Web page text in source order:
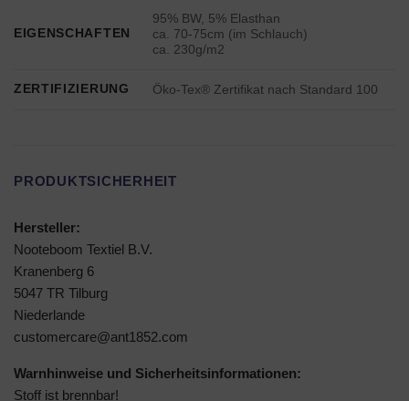
EIGENSCHAFTEN
95% BW, 5% Elasthan
ca. 70-75cm (im Schlauch)
ca. 230g/m2
ZERTIFIZIERUNG Öko-Tex® Zertifikat nach Standard 100
PRODUKTSICHERHEIT
Hersteller:
Nooteboom Textiel B.V.
Kranenberg 6
5047 TR Tilburg
Niederlande
customercare@ant1852.com
Warnhinweise und Sicherheitsinformationen:
Stoff ist brennbar!